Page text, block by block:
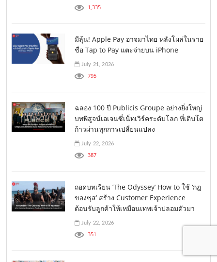
1,335
มีลุ้น! Apple Pay อาจมาไทย หลังโผล่ในราย
ชื่อ Tap to Pay แตะจ่ายบน iPhone
July 21, 2026
795
ฉลอง 100 ปี Publicis Groupe อย่างยิ่งใหญ่
บทพิสูจน์เอเจนซี่เน็ทเวิร์คระดับโลก ที่เติบโต
ก้าวผ่านทุกการเปลี่ยนแปลง
July 22, 2026
387
ถอดบทเรียน ‘The Odyssey’ How to ใช้ ‘กฎ
ของซุส’ สร้าง Customer Experience
ต้อนรับลูกค้าให้เหมือนเทพเจ้าปลอมตัวมา
July 22, 2026
351